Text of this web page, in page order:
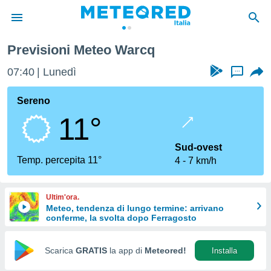
di
per
le
di
Web
Previsioni Meteo Warcq
07:40 Lunedì ...
Sereno
11°
Temp. percepita 11°
Sud-ovest
4
7 km/h
Ultim'ora.
Meteo, tendenza di lungo termine: arrivano
conferme, la svolta dopo Ferragosto
Scarica GRATIS la app di Meteored! Installa